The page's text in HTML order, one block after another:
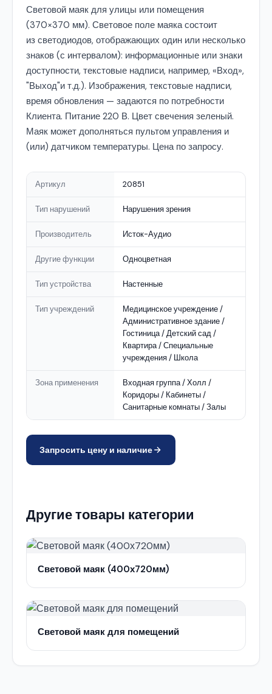
Световой маяк для улицы или помещения
(370×370 мм). Световое поле маяка состоит
из светодиодов, отображающих один или несколько
знаков (с интервалом): информационные или знаки
доступности, текстовые надписи, например, «Вход»,
"Выход"и т.д.). Изображения, текстовые надписи,
время обновления — задаются по потребности
Клиента. Питание 220 В. Цвет свечения зеленый.
Маяк может дополняться пультом управления и
(или) датчиком температуры. Цена по запросу.
Артикул 20851
Тип нарушений Нарушения зрения
Производитель Исток-Аудио
Другие функции Одноцветная
Тип устройства Настенные
Тип учреждений
Медицинское учреждение /
Административное здание /
Гостиница / Детский сад /
Квартира / Специальные
учреждения / Школа
Зона применения
Входная группа / Холл /
Коридоры / Кабинеты /
Санитарные комнаты / Залы
Запросить цену и наличие
Другие товары категории
Световой маяк (400х720мм)
Световой маяк для помещений